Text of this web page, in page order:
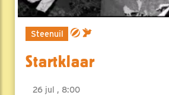
Steenuil
Startklaar
26 jul , 8:00